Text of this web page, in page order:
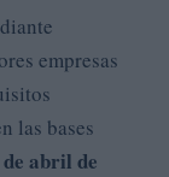
empresas
las bases
abril de